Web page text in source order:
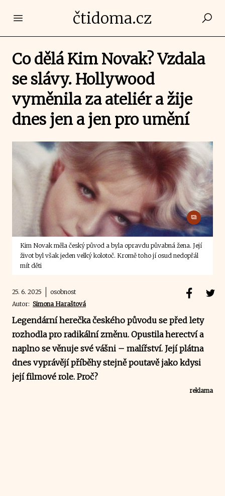
Open main menučtidoma.cz
Co dělá Kim Novak? Vzdala
se slávy. Hollywood
vyměnila za ateliér a žije
dnes jen a jen pro umění
Kim Novak měla český původ a byla opravdu půvabná žena. Její
život byl však jeden velký kolotoč. Kromě toho jí osud nedopřál
mít děti
25. 6. 2025
osobnost
Autor: Simona Haraštová
Legendární herečka českého původu se před lety
rozhodla pro radikální změnu. Opustila herectví a
naplno se věnuje své vášni – malířství. Její plátna
dnes vyprávějí příběhy stejně poutavě jako kdysi
její filmové role. Proč?
reklama